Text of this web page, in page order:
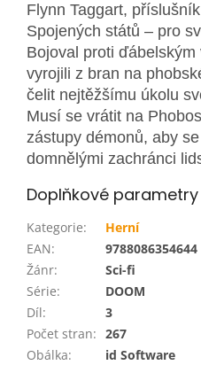
Flynn Taggart,
Spojených států – pro
Bojoval proti
vyrojili z bran na
čelit nejtěžšímu úkolu
Musí se vrátit na
zástupy démonů, aby
domnělými zachránci
Doplňkové parametry
Kategorie:
Herní
EAN:
9788086354644
Žánr:
Sci-fi
Série:
DOOM
Díl:
3
Počet stran: 267
Obálka:
id Software